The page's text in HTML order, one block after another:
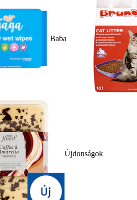
Baba
Újdonságok